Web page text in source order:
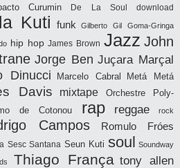
Curumin De La Soul download
Kuti funk Gilberto Gil Goma-Gringa
hip hop James Brown Jazz John
Jorge Ben Juçara Marçal
Dinucci Marcelo Cabral Metá Metá
Davis mixtape
Orchestre Poly-
de Cotonou
rap reggae rock
Campos Romulo Fróes
Sesc Santana Seun Kuti soul Soundway
Thiago França tony allen